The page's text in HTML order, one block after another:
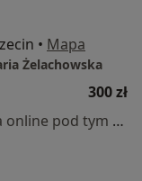
• Mapa
Żelachowska
300 zł
Specjalista nie oferuje umawiania online pod tym adresem.